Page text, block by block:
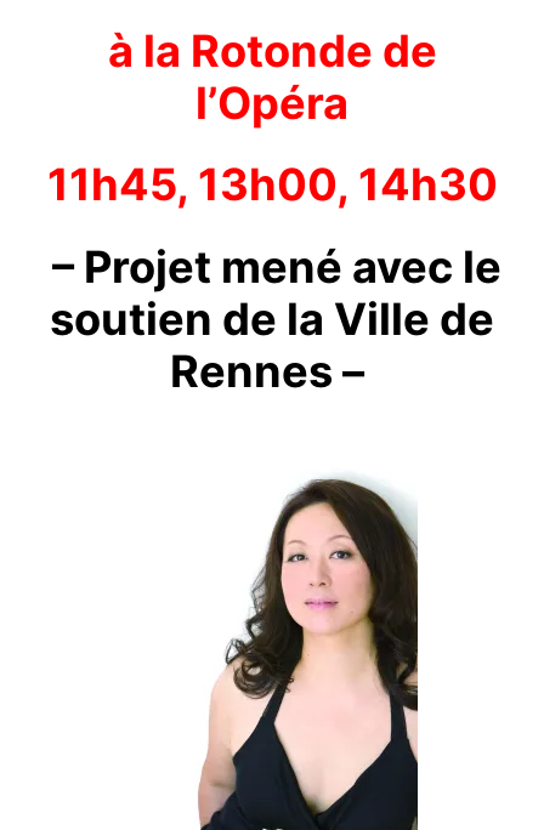
à la Rotonde de
l’Opéra
11h45, 13h00, 14h30
– Projet mené avec le
soutien de la Ville de
Rennes –